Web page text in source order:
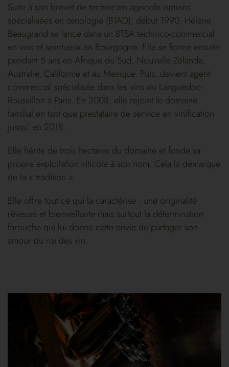
Suite à son brevet de technicien agricole options
spécialisées en œnologie (BTAO), début 1990, Hélène
Beaugrand se lance dans un BTSA technico-commercial
en vins et spiritueux en Bourgogne. Elle se forme ensuite
pendant 5 ans en Afrique du Sud, Nouvelle Zélande,
Australie, Californie et au Mexique. Puis, devient agent
commercial spécialisée dans les vins du Languedoc-
Roussillon à Paris. En 2008, elle rejoint le domaine
familial en tant que prestataire de service en vinification
jusqu’ en 2018.
Elle hérite de trois hectares du domaine et fonde sa
propre exploitation viticole à son nom. Cela la démarque
de la « tradition ».
Elle offre tout ce qui la caractérise : une originalité
rêveuse et bienveillante mais surtout la détermination
farouche qui lui donne cette envie de partager son
amour du roi des vin.